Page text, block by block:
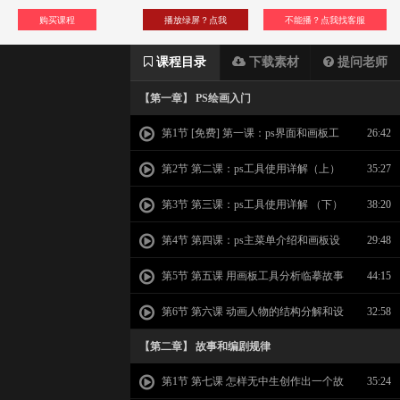
购买课程 不能播？点我找客服
播放绿屏？点我
课程目录 下载素材 提问老师
【第一章】 PS绘画入门
第1节 [免费] 第一课：ps界面和画板工
具
26:42
第2节 第二课：ps工具使用详解（上） 35:27
第3节 第三课：ps工具使用详解 （下） 38:20
第4节 第四课：ps主菜单介绍和画板设
置详解
29:48
第5节 第五课 用画板工具分析临摹故事
版
44:15
第6节 第六课 动画人物的结构分解和设
计
32:58
【第二章】 故事和编剧规律
第1节 第七课 怎样无中生创作出一个故 35:24